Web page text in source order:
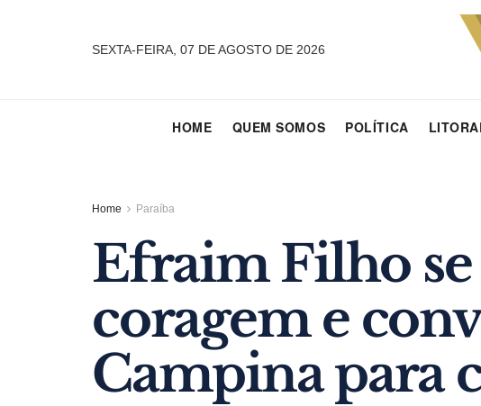
SEXTA-FEIRA, 07 DE AGOSTO DE 2026
HOME QUEM SOMOS POLÍTICA
Home Paraíba
Efraim Filho se
coragem e
Campina para